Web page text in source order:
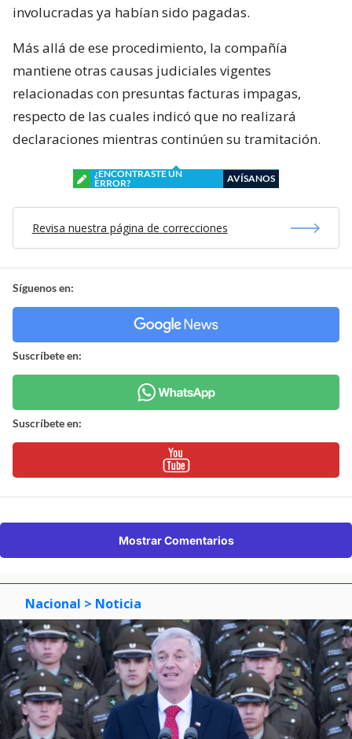
involucradas ya habían sido pagadas.
Más allá de ese procedimiento, la compañía
mantiene otras causas judiciales vigentes
relacionadas con presuntas facturas impagas,
respecto de las cuales indicó que no realizará
declaraciones mientras continúen su tramitación.
¿ENCONTRASTE UN
ERROR?
AVÍSANOS
Revisa nuestra página de correcciones
Síguenos en:
Suscríbete en:
Suscríbete en:
Mostrar Comentarios
Nacional > Noticia